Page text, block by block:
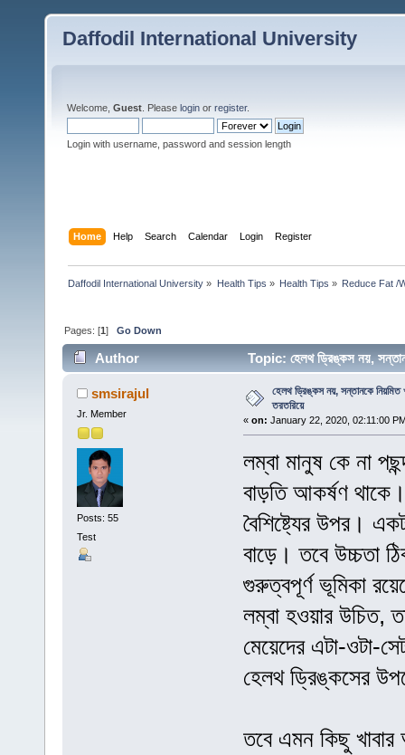
Daffodil International University
Welcome, Guest . Please login or register.
Login with username, password and session length
Home Help Search Calendar Login Register
Daffodil International University » Health Tips » Health Tips » Reduce Fat /
Pages: [1]Go Down
Author Topic: হেলথ ড্রিঙ্কস নয়,
smsirajul
Jr. Member
Posts: 55
Test
হেলথ ড্রিঙ্কস নয়, সন্তানকে নিয়মিত
তরতরিয়ে
« on: January 22, 2020, 02:11:00
লম্বা মানুষ কে না
বাড়তি আকর্ষণ থাকে।
বৈশিষ্ট্যের উপর।
বাড়ে। তবে উচ্চতা
গুরুত্বপূর্ণ ভূমিকা
লম্বা হওয়ার উচিত,
মেয়েদের এটা-ওটা-
হেলথ ড্রিঙ্কসের
তবে এমন কিছু খাবার